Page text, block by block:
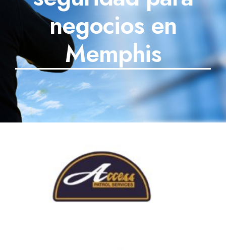
SECTORES
TRABAJOS
BLOG
TESTIMONIOS
negocios en
Memphis